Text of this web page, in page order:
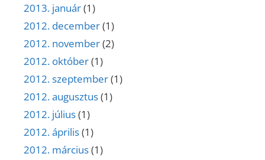
2013. január(1)
2012. december(1)
2012. november(2)
2012. október(1)
2012. szeptember(1)
2012. augusztus(1)
2012. július(1)
2012. április(1)
2012. március(1)